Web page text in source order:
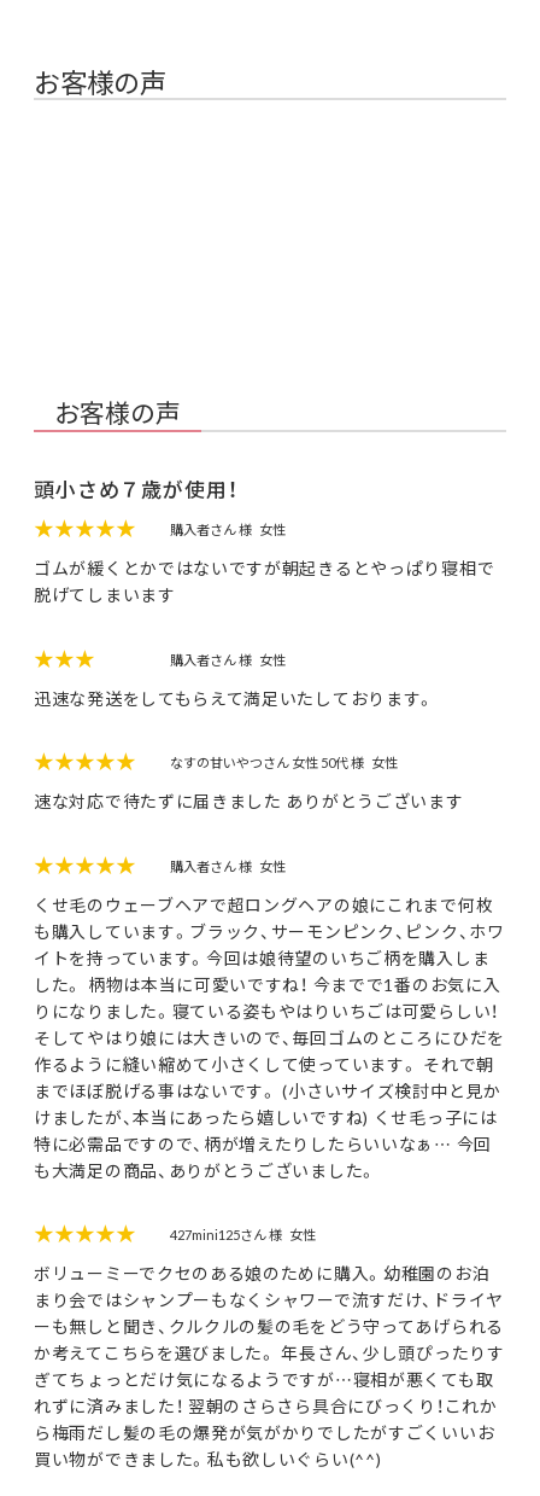
お客様の声
お客様の声
頭小さめ７歳が使用！
★★★★★
購入者さん 様 女性
ゴムが緩くとかではないですが朝起きるとやっぱり寝相で
脱げてしまいます
★★★ 購入者さん 様 女性
迅速な発送をしてもらえて満足いたしております。
★★★★★ なすの甘いやつさん 女性 50代 様 女性
速な対応で待たずに届きました ありがとうございます
★★★★★ 購入者さん 様 女性
くせ毛のウェーブヘアで超ロングヘアの娘にこれまで何枚
も購入しています。ブラック、サーモンピンク、ピンク、ホワ
イトを持っています。今回は娘待望のいちご柄を購入しま
した。 柄物は本当に可愛いですね！ 今までで1番のお気に入
りになりました。寝ている姿もやはりいちごは可愛らしい！
そしてやはり娘には大きいので、毎回ゴムのところにひだを
作るように縫い縮めて小さくして使っています。 それで朝
までほぼ脱げる事はないです。 (小さいサイズ検討中と見か
けましたが、本当にあったら嬉しいですね) くせ毛っ子には
特に必需品ですので、柄が増えたりしたらいいなぁ… 今回
も大満足の商品、ありがとうございました。
★★★★★ 427mini125さん 様 女性
ボリューミーでクセのある娘のために購入。幼稚園のお泊
まり会ではシャンプーもなくシャワーで流すだけ、ドライヤ
ーも無しと聞き、クルクルの髪の毛をどう守ってあげられる
か考えてこちらを選びました。 年長さん、少し頭ぴったりす
ぎてちょっとだけ気になるようですが…寝相が悪くても取
れずに済みました！ 翌朝のさらさら具合にびっくり！これか
ら梅雨だし髪の毛の爆発が気がかりでしたがすごくいいお
買い物ができました。私も欲しいぐらい(^^)